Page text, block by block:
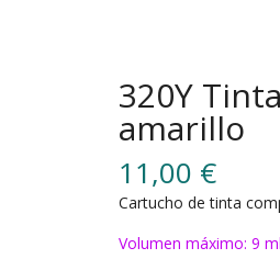
320Y
amarillo
11,00 €
Cartucho de tinta
Volumen máximo: 9